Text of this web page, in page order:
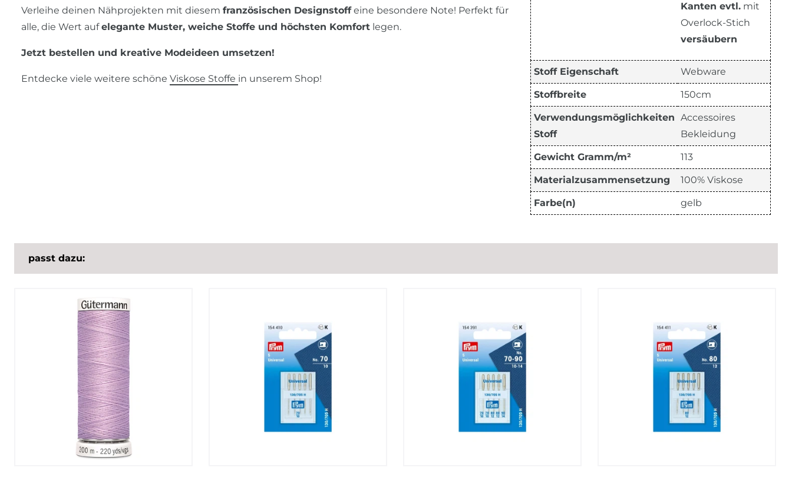
Verleihe deinen Nähprojekten mit diesem französischen Designstoffeine besondere Note! Perfekt für
alle, die Wert aufelegante Muster, weiche Stoffe und höchsten Komfort legen.
Jetzt bestellen und kreative Modeideen umsetzen!
Entdecke viele weitere schöne Viskose Stoffe in unserem Shop!
Kanten evtl. mit
Overlock-Stich
versäubern
Stoff Eigenschaft Webware
Stoffbreite 150cm
Verwendungsmöglichkeiten
Stoff
Accessoires
Bekleidung
Gewicht Gramm/m² 113
Materialzusammensetzung 100% Viskose
Farbe(n) gelb
passt dazu: